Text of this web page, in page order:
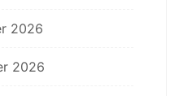
2026
2026